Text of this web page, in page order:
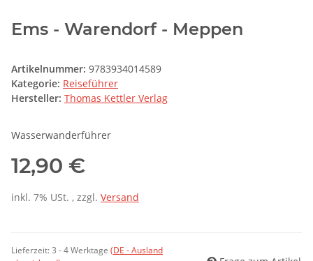
Ems - Warendorf - Meppen
Artikelnummer: 9783934014589
Kategorie: Reiseführer
Hersteller: Thomas Kettler Verlag
Wasserwanderführer
12,90 €
inkl. 7% USt. , zzgl. Versand
Lieferzeit:3 - 4 Werktage (DE - Ausland